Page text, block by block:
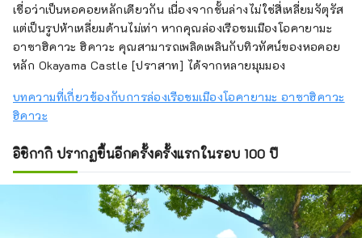
เชื่อว่าเป็นหอคอยหลักเดียวกัน เนื่องจากชั้นล่างไม่ใช่สี่เหลี่ยมจัตุรัส
แต่เป็นรูปห้าเหลี่ยมด้านไม่เท่า หากคุณล่องเรือชมเมืองโอคายามะ
อาซาฮิคาวะ ฮิคาวะ คุณสามารถเพลิดเพลินกับทิวทัศน์ของหอคอย
หลัก Okayama Castle [ปราสาท] ได้จากหลายมุมมอง
บทความที่เกี่ยวข้องกับการล่องเรือชมเมืองโอคายามะ อาซาฮิคาวะ
ฮิคาวะ
อิชิกากิ ปรากฏขึ้นอีกครั้งครั้งแรกในรอบ 100 ปี